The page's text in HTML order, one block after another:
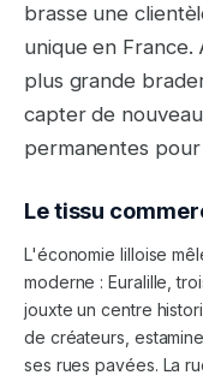
brasse une
unique en France.
plus grande
capter de
permanentes
Le tissu
L'économie lilloise
moderne : Euralille,
jouxte un centre
de créateurs,
ses rues pavées. La